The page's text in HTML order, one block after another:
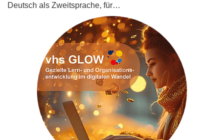
Deutsch als Zweitsprache, für…